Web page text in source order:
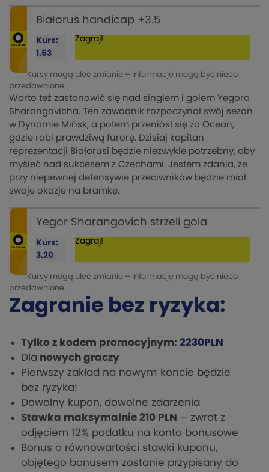
Białoruś handicap +3.5
Kurs:
1.53
Zagraj!
Kursy mogą ulec zmianie – informacje mogą być nieco
przedawnione.
Warto też zastanowić się nad singlem i golem Yegora
Sharangovicha. Ten zawodnik rozpoczynał swój sezon
w Dynamie Mińsk, a potem przeniósł się za Ocean,
gdzie robi prawdziwą furorę. Dzisiaj kapitan
reprezentacji Białorusi będzie niezwykle potrzebny, aby
myśleć nad sukcesem z Czechami. Jestem zdania, że
przy niepewnej defensywie przeciwników będzie miał
swoje okazje na bramkę.
Yegor Sharangovich strzeli gola
Kurs:
3.20
Zagraj!
Kursy mogą ulec zmianie – informacje mogą być nieco
przedawnione.
Zagranie bez ryzyka:
Tylko z kodem promocyjnym: 2230PLN
Dla nowych graczy
Pierwszy zakład na nowym koncie będzie
bez ryzyka!
Dowolny kupon, dowolne zdarzenia
Stawka maksymalnie 210 PLN – zwrot z
odjęciem 12% podatku na konto bonusowe
Bonus o równowartości stawki kuponu,
objętego bonusem zostanie przypisany do